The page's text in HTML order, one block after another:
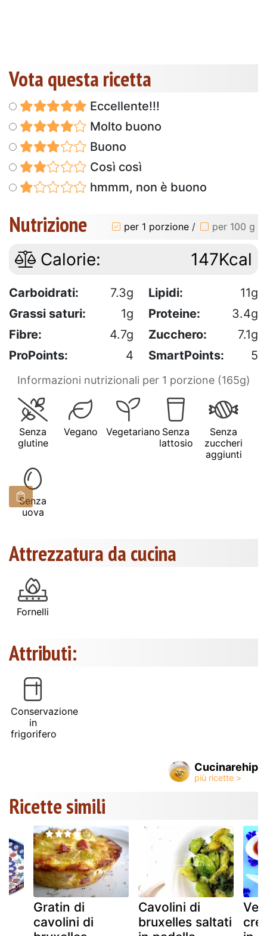
Vota questa ricetta
Eccellente!!!
Molto buono
Buono
Così così
hmmm, non è buono
Nutrizione per 1 porzione / per 100 g
Calorie: 147Kcal
Carboidrati: 7.3g Lipidi:
11g
Grassi saturi:
1g Proteine:
3.4g
Fibre:
4.7g Zucchero:
7.1g
ProPoints:
4 SmartPoints: 5
Informazioni nutrizionali per 1 porzione (165g)
Senza
glutine
Vegano Vegetariano Senza
lattosio
Senza
zuccheri
aggiunti
Senza
uova
Attrezzatura da cucina
Fornelli
Attributi:
Conservazione
in
frigorifero
Cucinarehip
Ricette simili
Gratin di
cavolini di
Cavolini di
bruxelles saltati